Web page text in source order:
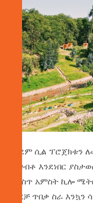
ቀደም ሲል ፕሮጀክቱን
ተገብቶ እንደነበር
ውስጥ አምስት ኪሎ
ዳርቻ ጥበቃ ስራ